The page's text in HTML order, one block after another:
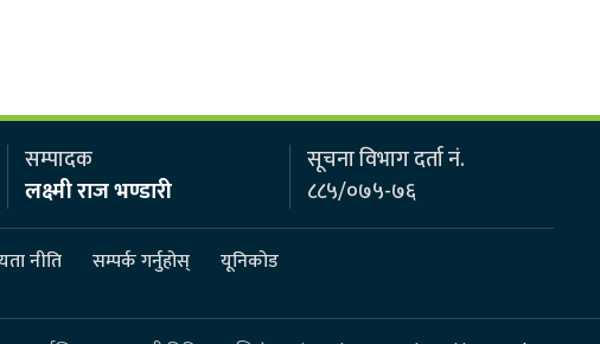
सम्पादक
लक्ष्मी राज भण्डारी
सूचना विभाग दर्ता नं.
८८५/०७५-७६
नीति सम्पर्क गर्नुहोस् यूनिकोड